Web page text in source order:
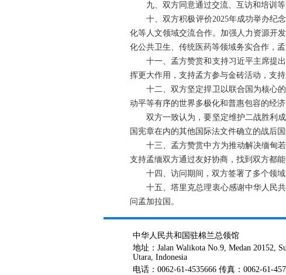
九、双方同意通过交流、互访和培训
十、双方积极评价2025年成功举办纪
化等人文领域交流合作。加强人力资源开
化公共卫生、传统医药等领域务实合作，
十一、孟方赞赏和支持习近平主席提
挥更大作用，支持孟方参与金砖活动，支
十二、双方坚定捍卫以联合国为核心
动平等有序的世界多极化和普惠包容的经济
双方一致认为，要坚定维护二战胜利
国宪章在内的其他国际法文件确立的战后国
十三、孟方赞赏中方为推动解决缅甸
支持孟缅双方通过友好协商，找到双方都
十四、访问期间，双方签署了多个领
十五、塔里克总理衷心感谢中华人民
问孟加拉国。
中华人民共和国驻棉兰总领馆
地址：Jalan Walikota No.9, Medan 20152,
Utara, Indonesia
电话：0062-61-4535666 传真：0062-61-